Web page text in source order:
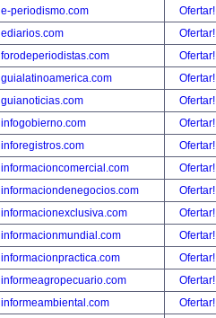
e-periodismo.com
Ofertar!
ediarios.com
Ofertar!
forodeperiodistas.com
Ofertar!
guialatinoamerica.com
Ofertar!
guianoticias.com
Ofertar!
infogobierno.com
Ofertar!
inforegistros.com
Ofertar!
informacioncomercial.com
Ofertar!
informaciondenegocios.com
Ofertar!
informacionexclusiva.com
Ofertar!
informacionmundial.com
Ofertar!
informacionpractica.com
Ofertar!
informeagropecuario.com
Ofertar!
informeambiental.com
Ofertar!